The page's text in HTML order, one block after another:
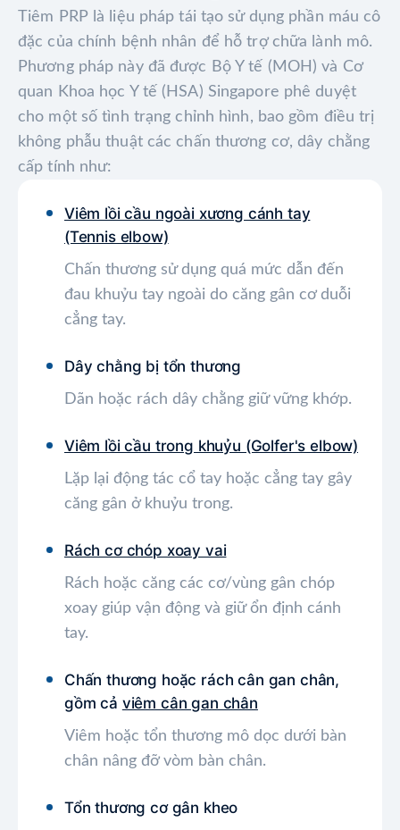
Tiêm PRP là liệu pháp tái tạo sử dụng phần máu cô
đặc của chính bệnh nhân để hỗ trợ chữa lành mô.
Phương pháp này đã được Bộ Y tế (MOH) và Cơ
quan Khoa học Y tế (HSA) Singapore phê duyệt
cho một số tình trạng chỉnh hình, bao gồm điều trị
không phẫu thuật các chấn thương cơ, dây chằng
cấp tính như:
Viêm lồi cầu ngoài xương cánh tay
(Tennis elbow)
Chấn thương sử dụng quá mức dẫn đến
đau khuỷu tay ngoài do căng gân cơ duỗi
cẳng tay.
Dây chằng bị tổn thương
Dãn hoặc rách dây chằng giữ vững khớp.
Viêm lồi cầu trong khuỷu (Golfer's elbow)
Lặp lại động tác cổ tay hoặc cẳng tay gây
căng gân ở khuỷu trong.
Rách cơ chóp xoay vai
Rách hoặc căng các cơ/vùng gân chóp
xoay giúp vận động và giữ ổn định cánh
tay.
Chấn thương hoặc rách cân gan chân,
gồm cả viêm cân gan chân
Viêm hoặc tổn thương mô dọc dưới bàn
chân nâng đỡ vòm bàn chân.
Tổn thương cơ gân kheo